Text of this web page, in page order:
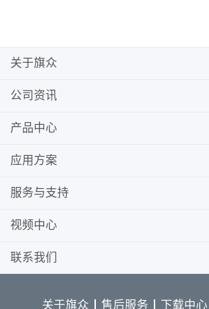
关于旗众
公司资讯
产品中心
应用方案
服务与支持
视频中心
联系我们
关于旗众 售后服务 下载中心